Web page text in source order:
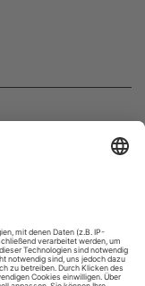
bricht in die
Chaos und
Familienmitglieder